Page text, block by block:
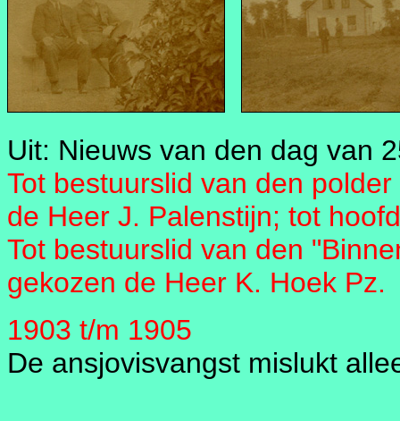
Uit: Nieuws van den dag van
Tot bestuurslid van den
de Heer J. Palenstijn; tot
Tot bestuurslid van den
gekozen de Heer K. Hoek Pz.
1903 t/m 1905
De ansjovisvangst mislukt